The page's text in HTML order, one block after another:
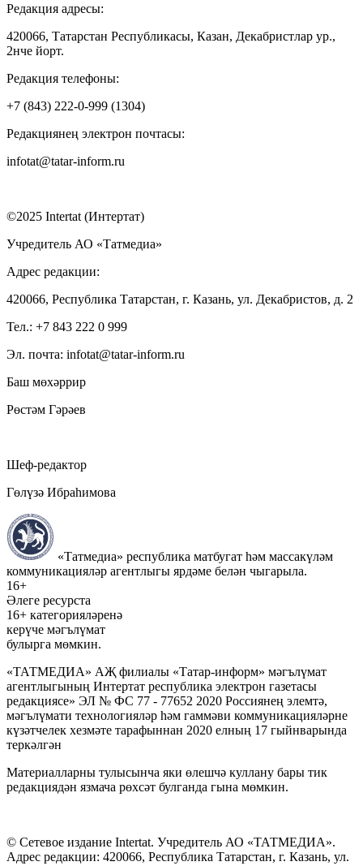
Редакция адресы:
420066, Татарстан Республикасы, Казан, Декабристлар ур.,
2нче йорт.
Редакция телефоны:
+7 (843) 222-0-999 (1304)
Редакциянең электрон почтасы:
infotat@tatar-inform.ru
©2025 Intertat (Интертат)
Учредитель АО «Татмедиа»
Адрес редакции:
420066, Республика Татарстан, г. Казань, ул. Декабристов, д. 2
Тел.: +7 843 222 0 999
Эл. почта: infotat@tatar-inform.ru
Баш мөхәррир
Рөстәм Гәрәев
Шеф-редактор
Гөлүзә Ибраһимова
«Татмедиа» республика матбугат һәм массакүләм
коммуникацияләр агентлыгы ярдәме белән чыгарыла.
16+
Әлеге ресурста
16+ категорияләренә
керүче мәгълүмат
булырга мөмкин.
«ТАТМЕДИА» АҖ филиалы «Татар-информ» мәгълүмат
агентлыгының Интертат республика электрон газетасы
редакциясе» ЭЛ № ФС 77 - 77652 2020 Россиянең элемтә,
мәгълүмати технологияләр һәм гаммәви коммуникацияләрне
күзәтчелек хезмәте тарафыннан 2020 елның 17 гыйнварында
теркәлгән
Материалларны тулысынча яки өлешчә куллану бары тик
редакциядән язмача рөхсәт булганда гына мөмкин.
© Сетевое издание Intertat. Учредитель АО «ТАТМЕДИА».
Адрес редакции: 420066, Республика Татарстан, г. Казань, ул.